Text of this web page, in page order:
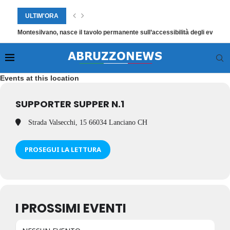
ULTIM'ORA
Montesilvano, nasce il tavolo permanente sull’accessibilità degli eventi
Events at this location
SUPPORTER SUPPER N.1
Strada Valsecchi, 15 66034 Lanciano CH
PROSEGUI LA LETTURA
I PROSSIMI EVENTI